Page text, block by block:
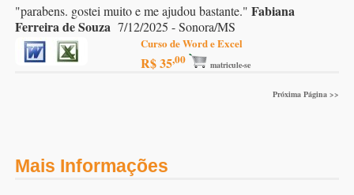
"parabens. gostei muito e me ajudou bastante." Fabiana
Ferreira de Souza 7/12/2025 - Sonora/MS
Curso de Word e Excel
R$ 35,00 matricule-se
Próxima Página >>
Mais Informações